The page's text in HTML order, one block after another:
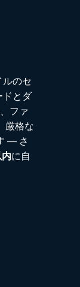
ルのセ
ドとダ
ファ
厳格な
— さ
に自